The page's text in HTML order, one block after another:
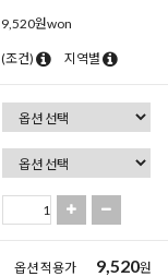
9,520원won
(조건) 지역별
옵션 적용가 9,520원